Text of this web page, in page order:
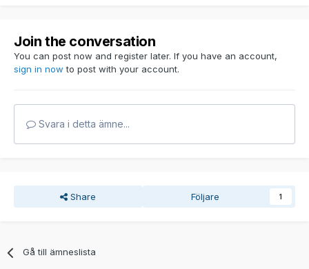
Join the conversation
You can post now and register later. If you have an account,
sign in now to post with your account.
Svara i detta ämne...
Share Följare 1
Gå till ämneslista